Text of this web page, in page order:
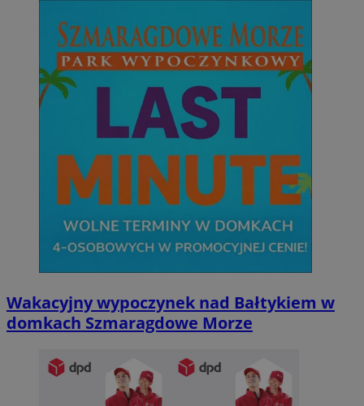
Wakacyjny wypoczynek nad Bałtykiem w
domkach Szmaragdowe Morze